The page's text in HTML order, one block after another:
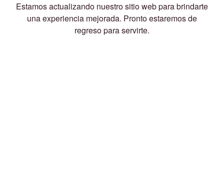
Estamos actualizando nuestro sitio web para brindarte
una experiencia mejorada. Pronto estaremos de
regreso para servirte.